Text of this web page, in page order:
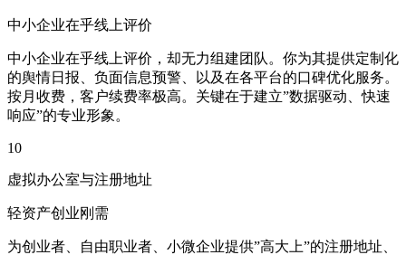
中小企业在乎线上评价
中小企业在乎线上评价，却无力组建团队。你为其提供定制化
的舆情日报、负面信息预警、以及在各平台的口碑优化服务。
按月收费，客户续费率极高。关键在于建立”数据驱动、快速
响应”的专业形象。
10
虚拟办公室与注册地址
轻资产创业刚需
为创业者、自由职业者、小微企业提供”高大上”的注册地址、